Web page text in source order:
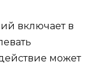
включает в
может